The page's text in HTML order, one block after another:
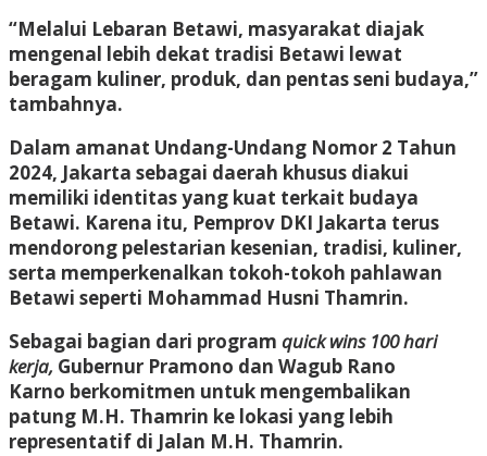
“Melalui Lebaran Betawi, masyarakat diajak
mengenal lebih dekat tradisi Betawi lewat
beragam kuliner, produk, dan pentas seni budaya,”
tambahnya.
Dalam amanat Undang-Undang Nomor 2 Tahun
2024, Jakarta sebagai daerah khusus diakui
memiliki identitas yang kuat terkait budaya
Betawi. Karena itu, Pemprov DKI Jakarta terus
mendorong pelestarian kesenian, tradisi, kuliner,
serta memperkenalkan tokoh-tokoh pahlawan
Betawi seperti Mohammad Husni Thamrin.
Sebagai bagian dari program quick wins 100 hari
kerja, Gubernur Pramono dan Wagub Rano
Karno berkomitmen untuk mengembalikan
patung M.H. Thamrin ke lokasi yang lebih
representatif di Jalan M.H. Thamrin.